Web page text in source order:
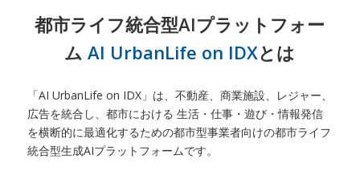
都市ライフ統合型AIプラットフォー
ムAI UrbanLife on IDXとは
「AI UrbanLife on IDX」は、不動産、商業施設、レジャー、
広告を統合し、都市における 生活・仕事・遊び・情報発信
を横断的に最適化するための都市型事業者向けの都市ライフ
統合型生成AIプラットフォームです。